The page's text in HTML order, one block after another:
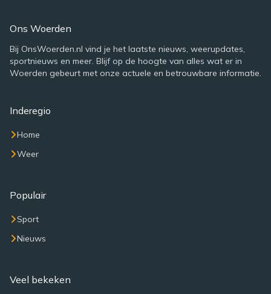
Ons Woerden
Bij OnsWoerden.nl vind je het laatste nieuws, weerupdates,
sportnieuws en meer. Blijf op de hoogte van alles wat er in
Woerden gebeurt met onze actuele en betrouwbare informatie.
Inderegio
Home
Weer
Populair
Sport
Nieuws
Veel bekeken